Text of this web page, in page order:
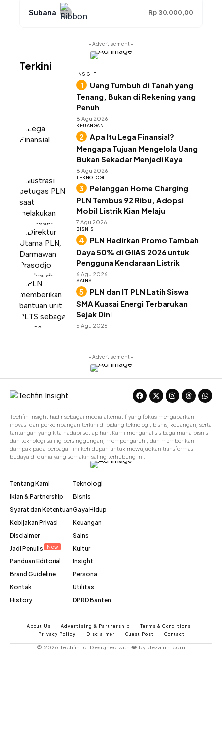
Subana Rp 30.000,00
- Advertisement -
Terkini
INSIGHT
Uang Tumbuh di Tanah yang
Tenang, Bukan di Rekening yang
Penuh
8 Agu 2026
KEUANGAN
Apa Itu Lega Finansial?
Mengapa Tujuan Mengelola Uang
Bukan Sekadar Menjadi Kaya
8 Agu 2026
TEKNOLOGI
Pelanggan Home Charging
PLN Tembus 92 Ribu, Adopsi
Mobil Listrik Kian Melaju
7 Agu 2026
BISNIS
PLN Hadirkan Promo Tambah
Daya 50% di GIIAS 2026 untuk
Pengguna Kendaraan Listrik
6 Agu 2026
SAINS
PLN dan IT PLN Latih Siswa
SMA Kuasai Energi Terbarukan
Sejak Dini
5 Agu 2026
- Advertisement -
Techfin Insight hadir sebagai media alternatif yang fokus mengabarkan
inovasi dan perkembangan terkini di bidang teknologi, bisnis, keuangan, serta
tantangan yang kita hadapi setiap hari. Kami menganalisis bagaimana bisnis
dan teknologi saling bersinggungan, mempengaruhi, dan memberikan
dampak pada berbagai lini kehidupan untuk mewujudkan transformasi
budaya di dunia yang semakin saling terhubung ini.
Tentang Kami
Iklan & Partnership
Syarat dan Ketentuan
Kebijakan Privasi
Disclaimer
Jadi Penulis
New
Panduan Editorial
Brand Guideline
Kontak
History
Teknologi
Bisnis
Gaya Hidup
Keuangan
Sains
Kultur
Insight
Persona
Utilitas
DPRD Banten
About Us Advertising & Partnership
Terms & Conditions
Privacy Policy
Disclaimer Guest Post Contact
© 2026 Techfin.id. Designed with ❤️ by dezainin.com